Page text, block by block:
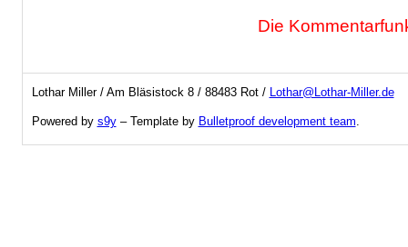
Die
Lothar Miller / Am Bläsistock 8 / 88483 Rot / Lothar@Lothar-Miller.de
Powered by s9y– Template by Bulletproof development team.